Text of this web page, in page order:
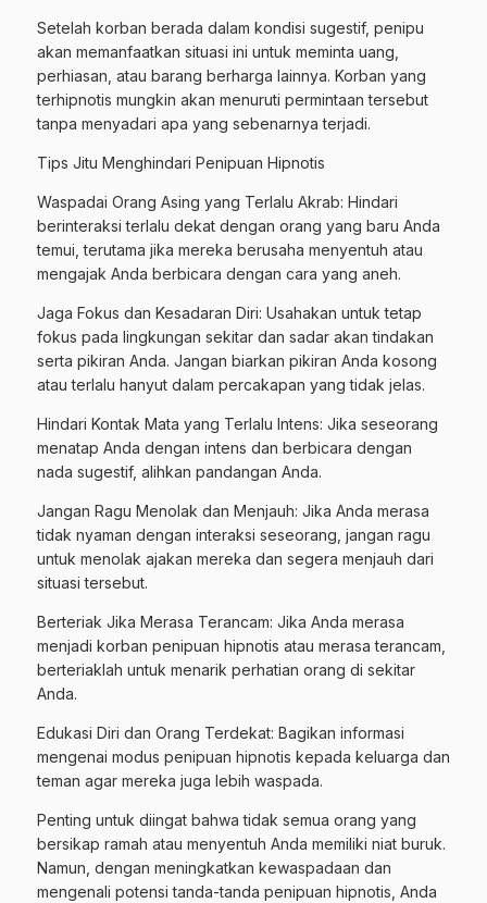
Setelah korban berada dalam kondisi sugestif, penipu
akan memanfaatkan situasi ini untuk meminta uang,
perhiasan, atau barang berharga lainnya. Korban yang
terhipnotis mungkin akan menuruti permintaan tersebut
tanpa menyadari apa yang sebenarnya terjadi.
Tips Jitu Menghindari Penipuan Hipnotis
Waspadai Orang Asing yang Terlalu Akrab: Hindari
berinteraksi terlalu dekat dengan orang yang baru Anda
temui, terutama jika mereka berusaha menyentuh atau
mengajak Anda berbicara dengan cara yang aneh.
Jaga Fokus dan Kesadaran Diri: Usahakan untuk tetap
fokus pada lingkungan sekitar dan sadar akan tindakan
serta pikiran Anda. Jangan biarkan pikiran Anda kosong
atau terlalu hanyut dalam percakapan yang tidak jelas.
Hindari Kontak Mata yang Terlalu Intens: Jika seseorang
menatap Anda dengan intens dan berbicara dengan
nada sugestif, alihkan pandangan Anda.
Jangan Ragu Menolak dan Menjauh: Jika Anda merasa
tidak nyaman dengan interaksi seseorang, jangan ragu
untuk menolak ajakan mereka dan segera menjauh dari
situasi tersebut.
Berteriak Jika Merasa Terancam: Jika Anda merasa
menjadi korban penipuan hipnotis atau merasa terancam,
berteriaklah untuk menarik perhatian orang di sekitar
Anda.
Edukasi Diri dan Orang Terdekat: Bagikan informasi
mengenai modus penipuan hipnotis kepada keluarga dan
teman agar mereka juga lebih waspada.
Penting untuk diingat bahwa tidak semua orang yang
bersikap ramah atau menyentuh Anda memiliki niat buruk.
Namun, dengan meningkatkan kewaspadaan dan
mengenali potensi tanda-tanda penipuan hipnotis, Anda